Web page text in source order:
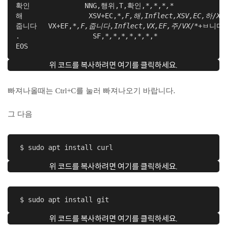
확인 		 NNG,행위,T,확인,*,* ,*,*
해 		  XSV+EC,*,F,해,Inflect,XSV,EC,하/
줍니다 	VX+EF,*,F,줍니다,Inflect,VX,EF,주/VX/*+ㅂ니
.		   SF,*,* ,*,* ,*,* ,*
위 코드를 복사하려면 여기를 클릭하세요.
빠져나올때는 Ctrl+C를 눌러 빠져나오기 바랍니다.
그 다음
$ sudo apt install curl
위 코드를 복사하려면 여기를 클릭하세요.
$ sudo apt install git
위 코드를 복사하려면 여기를 클릭하세요.